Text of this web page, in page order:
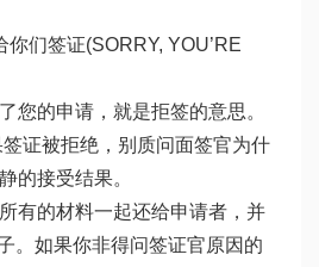
们签证(SORRY, YOU’RE
您的申请，就是拒签的意思。
证被拒绝，别质问面签官为什
的接受结果。
有的材料一起还给申请者，并
。如果你非得问签证官原因的